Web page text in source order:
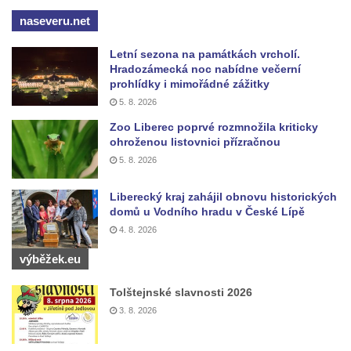
Křížová cesta Římov – XV. kaple – Malý
Pilát
Křížová cesta Římov – XIV. kaple – U
Kaifáše (U Děvečky)
Křížová cesta Římov – XIII. kaple – U
Annáše (U Kaifáše)
Křížová cesta Římov – XII. kaple – Vodní
brána
Křížová cesta Římov – XI. kaple – Ježíš
haněn a tupen
Křížová cesta Římov – X. kaple – U
Cedronu
chromého žida
Křížová cesta Římov – VIII. kaple – Kristus
svázán a ze zahrady vyhnán
naseveru.net
Letní sezona na památkách vrcholí.
Hradozámecká noc nabídne večerní
prohlídky i mimořádné zážitky
5. 8. 2026
Zoo Liberec poprvé rozmnožila kriticky
ohroženou listovnici přízračnou
5. 8. 2026
Liberecký kraj zahájil obnovu historických
domů u Vodního hradu v České Lípě
4. 8. 2026
výběžek.eu
Tolštejnské slavnosti 2026
3. 8. 2026